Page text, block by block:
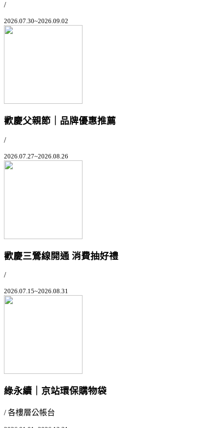
/
2026.07.30~2026.09.02
歡慶父親節｜品牌優惠推薦
/
2026.07.27~2026.08.26
歡慶三鶯線開通 消費抽好禮
/
2026.07.15~2026.08.31
綠永續｜京站環保購物袋
/ 各樓層公帳台